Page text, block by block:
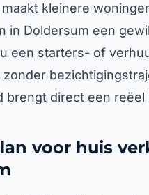
kleinere
in Doldersum een
een starters- of
brengt direct een reëel
voor huis